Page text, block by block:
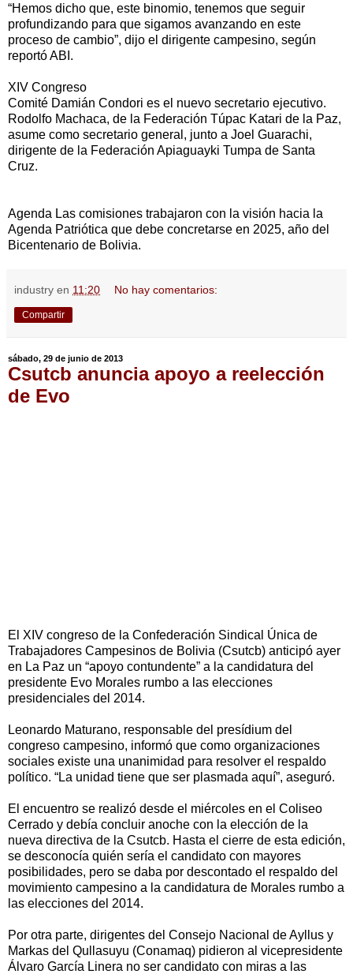
“Hemos dicho que, este binomio, tenemos que seguir
profundizando para que sigamos avanzando en este
proceso de cambio”, dijo el dirigente campesino, según
reportó ABI.
XIV Congreso
Comité Damián Condori es el nuevo secretario ejecutivo.
Rodolfo Machaca, de la Federación Túpac Katari de la Paz,
asume como secretario general, junto a Joel Guarachi,
dirigente de la Federación Apiaguayki Tumpa de Santa
Cruz.
Agenda Las comisiones trabajaron con la visión hacia la
Agenda Patriótica que debe concretarse en 2025, año del
Bicentenario de Bolivia.
industry en 11:20 No hay comentarios:
Compartir
sábado, 29 de junio de 2013
Csutcb anuncia apoyo a reelección
de Evo
El XIV congreso de la Confederación Sindical Única de
Trabajadores Campesinos de Bolivia (Csutcb) anticipó ayer
en La Paz un “apoyo contundente” a la candidatura del
presidente Evo Morales rumbo a las elecciones
presidenciales del 2014.
Leonardo Maturano, responsable del presídium del
congreso campesino, informó que como organizaciones
sociales existe una unanimidad para resolver el respaldo
político. “La unidad tiene que ser plasmada aquí”, aseguró.
El encuentro se realizó desde el miércoles en el Coliseo
Cerrado y debía concluir anoche con la elección de la
nueva directiva de la Csutcb. Hasta el cierre de esta edición,
se desconocía quién sería el candidato con mayores
posibilidades, pero se daba por descontado el respaldo del
movimiento campesino a la candidatura de Morales rumbo a
las elecciones del 2014.
Por otra parte, dirigentes del Consejo Nacional de Ayllus y
Markas del Qullasuyu (Conamaq) pidieron al vicepresidente
Álvaro García Linera no ser candidato con miras a las